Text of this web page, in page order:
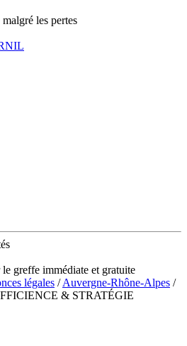
les pertes
greffe immédiate et gratuite
légales /Auvergne-Rhône-Alpes /
& STRATÉGIE